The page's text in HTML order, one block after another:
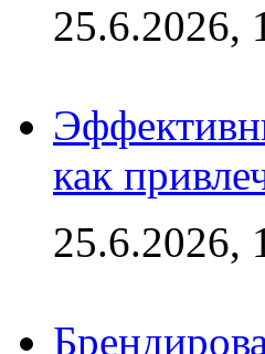
25.6.2026,
как
25.6.2026,